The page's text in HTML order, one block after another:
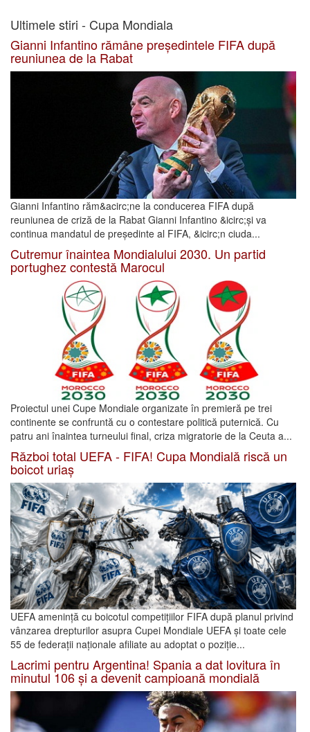
Ultimele stiri - Cupa Mondiala
Gianni Infantino rămâne președintele FIFA după
reuniunea de la Rabat
Gianni Infantino răm&acirc;ne la conducerea FIFA după
reuniunea de criză de la Rabat Gianni Infantino &icirc;și va
continua mandatul de președinte al FIFA, &icirc;n ciuda...
Cutremur înaintea Mondialului 2030. Un partid
portughez contestă Marocul
Proiectul unei Cupe Mondiale organizate în premieră pe trei
continente se confruntă cu o contestare politică puternică. Cu
patru ani înaintea turneului final, criza migratorie de la Ceuta a...
Război total UEFA - FIFA! Cupa Mondială riscă un
boicot uriaș
UEFA amenință cu boicotul competițiilor FIFA după planul privind
vânzarea drepturilor asupra Cupei Mondiale UEFA și toate cele
55 de federații naționale afiliate au adoptat o poziție...
Lacrimi pentru Argentina! Spania a dat lovitura în
minutul 106 și a devenit campioană mondială